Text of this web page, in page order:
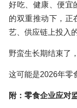
好吃、健康、便宜
的双重推动下，正
艺、供应链上投入
野蛮生长期结束了
这可能是2026年零
附：零食企业应对